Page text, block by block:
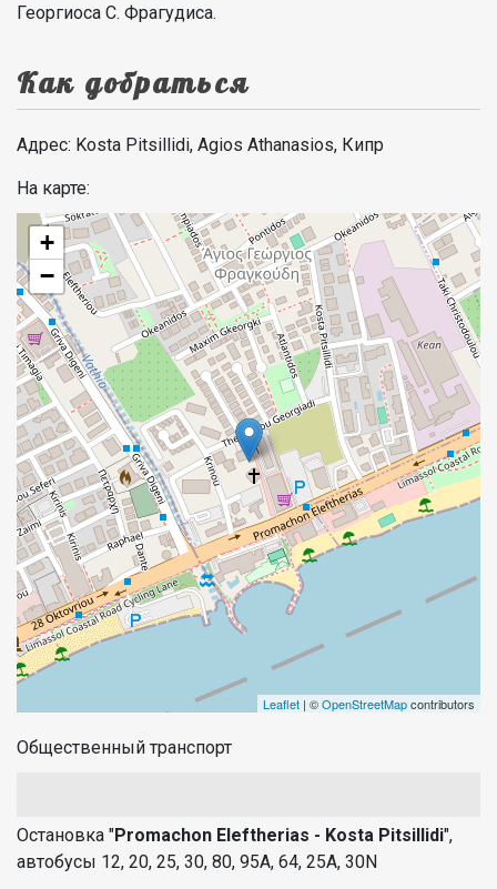
Георгиоса С. Фрагудиса.
Как добраться
Адрес: Kosta Pitsillidi, Agios Athanasios, Кипр
На карте:
+
−
Leaflet | ©OpenStreetMapcontributors
Общественный транспорт
Остановка "Promachon Eleftherias - Kosta Pitsillidi",
автобусы 12, 20, 25, 30, 80, 95А, 64, 25А, 30N